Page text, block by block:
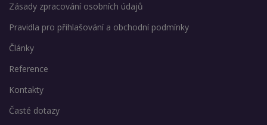
Zásady zpracování osobních údajů
Pravidla pro přihlašování a obchodní podmínky
Články
Reference
Kontakty
Časté dotazy